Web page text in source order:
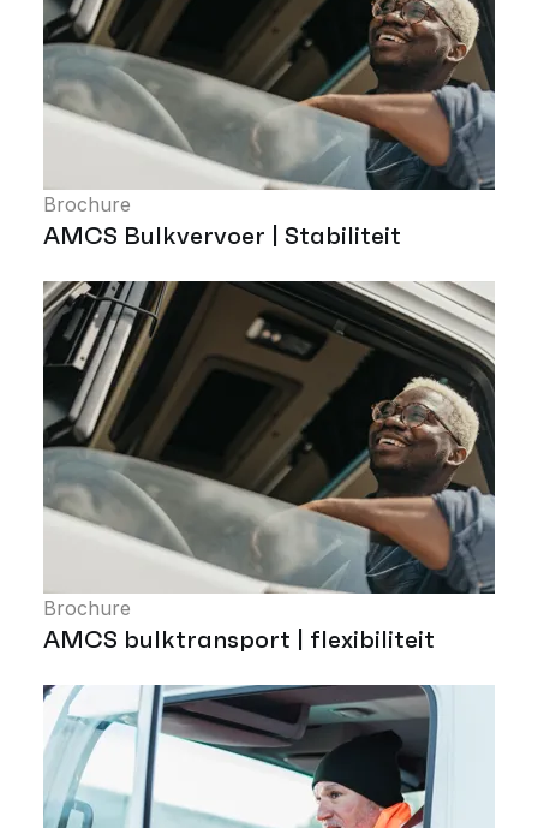
Brochure
AMCS Bulkvervoer | Stabiliteit
Brochure
AMCS bulktransport | flexibiliteit